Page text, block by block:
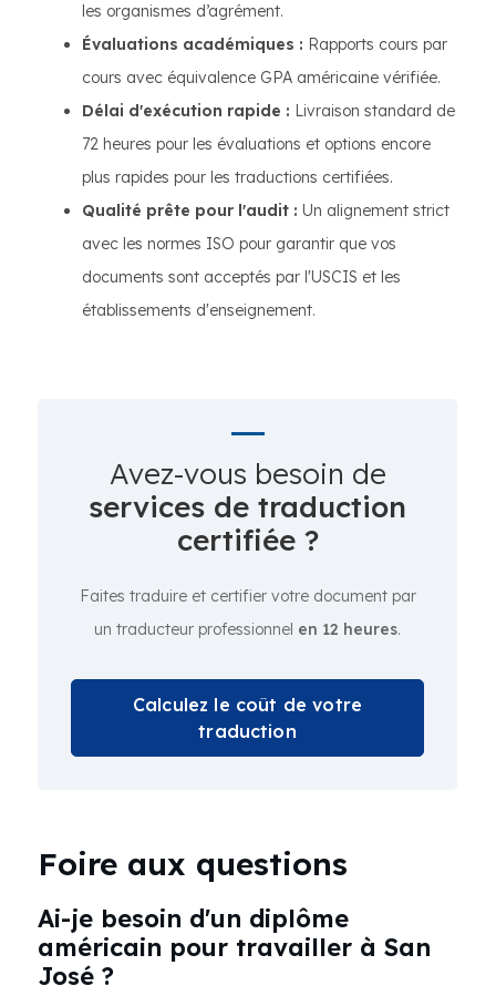
les organismes d’agrément.
Évaluations académiques : Rapports cours par
cours avec équivalence GPA américaine vérifiée.
Délai d'exécution rapide : Livraison standard de
72 heures pour les évaluations et options encore
plus rapides pour les traductions certifiées.
Qualité prête pour l'audit : Un alignement strict
avec les normes ISO pour garantir que vos
documents sont acceptés par l'USCIS et les
établissements d'enseignement.
Avez-vous besoin de
services de traduction
certifiée ?
Faites traduire et certifier votre document par
un traducteur professionnel en 12 heures.
Calculez le coût de votre
traduction
Foire aux questions
Ai-je besoin d'un diplôme
américain pour travailler à San
José ?